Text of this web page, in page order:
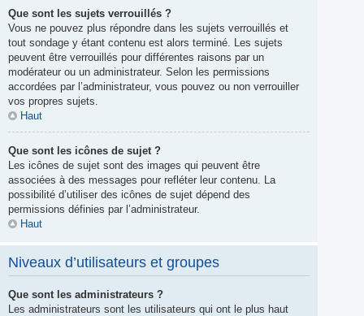
Que sont les sujets verrouillés ?
Vous ne pouvez plus répondre dans les sujets verrouillés et
tout sondage y étant contenu est alors terminé. Les sujets
peuvent être verrouillés pour différentes raisons par un
modérateur ou un administrateur. Selon les permissions
accordées par l’administrateur, vous pouvez ou non verrouiller
vos propres sujets.
Haut
Que sont les icônes de sujet ?
Les icônes de sujet sont des images qui peuvent être
associées à des messages pour refléter leur contenu. La
possibilité d’utiliser des icônes de sujet dépend des
permissions définies par l’administrateur.
Haut
Niveaux d’utilisateurs et groupes
Que sont les administrateurs ?
Les administrateurs sont les utilisateurs qui ont le plus haut